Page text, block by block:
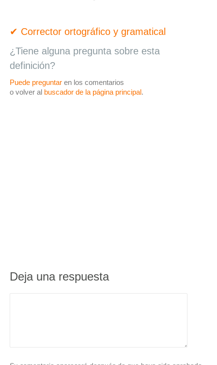
✔ Corrector ortográfico y gramatical
¿Tiene alguna pregunta sobre esta
definición?
Puede preguntar en los comentarios
o volver al buscador de la página principal.
Deja una respuesta